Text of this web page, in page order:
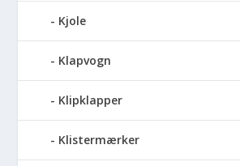
Kjole
Klapvogn
Klipklapper
Klistermærker